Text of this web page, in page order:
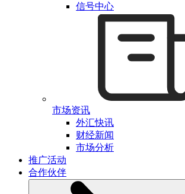
信号中心
市场资讯
外汇快讯
财经新闻
市场分析
推广活动
合作伙伴